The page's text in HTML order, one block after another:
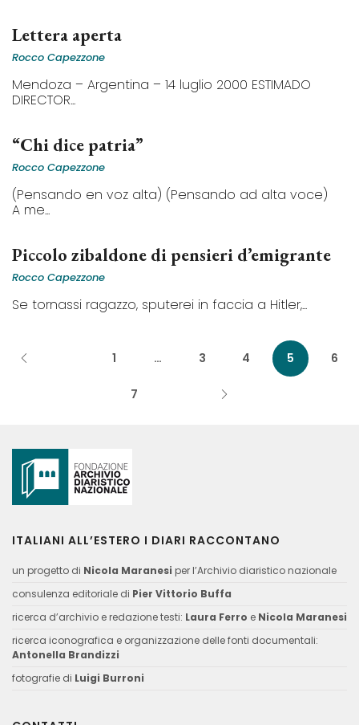
Lettera aperta
Rocco Capezzone
Mendoza – Argentina – 14 luglio 2000 ESTIMADO
DIRECTOR...
“Chi dice patria”
Rocco Capezzone
(Pensando en voz alta) (Pensando ad alta voce)
A me...
Piccolo zibaldone di pensieri d’emigrante
Rocco Capezzone
Se tornassi ragazzo, sputerei in faccia a Hitler,...
1 … 3 4 5 6
7
ITALIANI ALL’ESTERO I DIARI RACCONTANO
un progetto di Nicola Maranesi per l’Archivio diaristico nazionale
consulenza editoriale di Pier Vittorio Buffa
ricerca d’archivio e redazione testi: Laura Ferro e Nicola Maranesi
ricerca iconografica e organizzazione delle fonti documentali:
Antonella Brandizzi
fotografie di Luigi Burroni